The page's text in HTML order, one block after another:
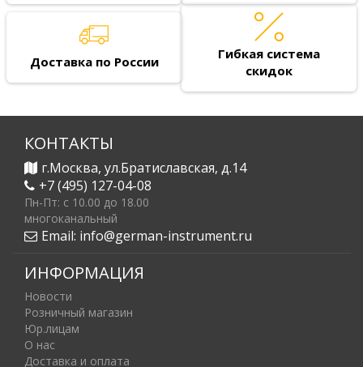
Доставка по России
Гибкая система
скидок
КОНТАКТЫ
г.Москва, ул.Братиславская, д.14
+7 (495) 127-04-08
Пн-Пт: c 10.00 до 18.00
многоканальный
Email: info@german-instrument.ru
ИНФОРМАЦИЯ
Новости
Розничный магазин
Юр.лицам
О нас
Доставка и оплата